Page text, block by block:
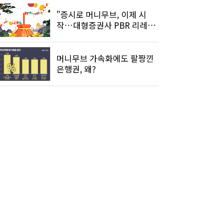
"증시로 머니무브, 이제 시
작…대형증권사 PBR 리레이
머니무브 가속화에도 팔짱낀
은행권, 왜?